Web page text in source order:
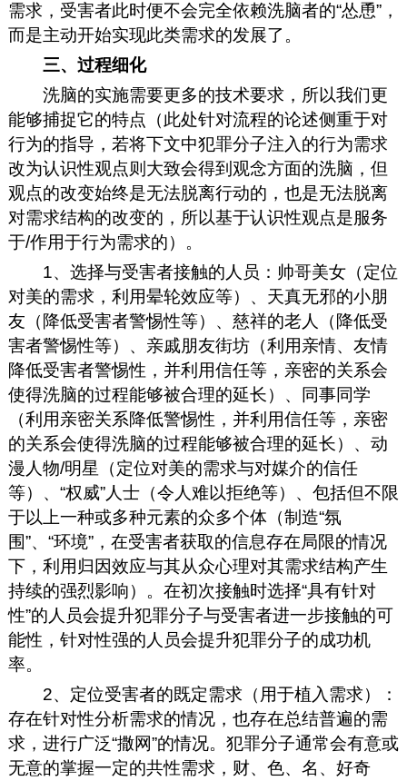
需求，受害者此时便不会完全依赖洗脑者的“怂恿”，
而是主动开始实现此类需求的发展了。
三、过程细化
洗脑的实施需要更多的技术要求，所以我们更
能够捕捉它的特点（此处针对流程的论述侧重于对
行为的指导，若将下文中犯罪分子注入的行为需求
改为认识性观点则大致会得到观念方面的洗脑，但
观点的改变始终是无法脱离行动的，也是无法脱离
对需求结构的改变的，所以基于认识性观点是服务
于/作用于行为需求的）。
1、选择与受害者接触的人员：帅哥美女（定位
对美的需求，利用晕轮效应等）、天真无邪的小朋
友（降低受害者警惕性等）、慈祥的老人（降低受
害者警惕性等）、亲戚朋友街坊（利用亲情、友情
降低受害者警惕性，并利用信任等，亲密的关系会
使得洗脑的过程能够被合理的延长）、同事同学
（利用亲密关系降低警惕性，并利用信任等，亲密
的关系会使得洗脑的过程能够被合理的延长）、动
漫人物/明星（定位对美的需求与对媒介的信任
等）、“权威”人士（令人难以拒绝等）、包括但不限
于以上一种或多种元素的众多个体（制造“氛
围”、“环境”，在受害者获取的信息存在局限的情况
下，利用归因效应与其从众心理对其需求结构产生
持续的强烈影响）。在初次接触时选择“具有针对
性”的人员会提升犯罪分子与受害者进一步接触的可
能性，针对性强的人员会提升犯罪分子的成功机
率。
2、定位受害者的既定需求（用于植入需求）：
存在针对性分析需求的情况，也存在总结普遍的需
求，进行广泛“撒网”的情况。犯罪分子通常会有意或
无意的掌握一定的共性需求，财、色、名、好奇